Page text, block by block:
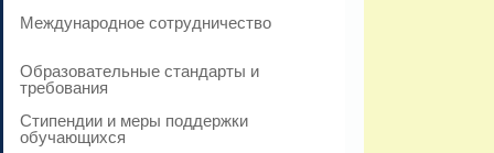
Международное сотрудничество
Образовательные стандарты и
требования
Стипендии и меры поддержки
обучающихся